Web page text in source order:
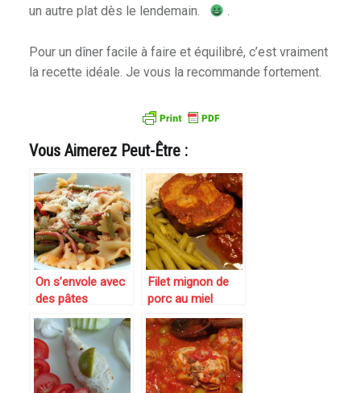
un autre plat dès le lendemain.
.
Pour un dîner facile à faire et équilibré, c’est vraiment
la recette idéale. Je vous la recommande fortement.
Vous Aimerez Peut-Être :
On s’envole avec
des pâtes
Farfalles aux
haricots verts,
tomates et
parmesan
Filet mignon de
porc au miel
(recette Weight
Watchers)